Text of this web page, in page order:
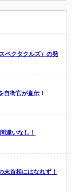
ペクタクルズ）の発
自衛官が直伝！
違いなし！
末首相にはなれず！